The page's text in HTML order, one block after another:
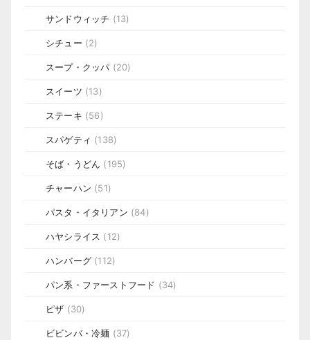
サンドウィッチ (13)
シチュー (2)
スープ・クッパ (20)
スイーツ (13)
ステーキ (56)
スパゲティ (138)
そば・うどん (195)
チャーハン (51)
パスタ・イタリアン (84)
ハヤシライス (12)
ハンバーグ (112)
パン系・ファーストフード (34)
ピザ (30)
ビビンバ・冷麺 (37)